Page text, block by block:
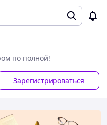
по полной!
Зарегистрироваться